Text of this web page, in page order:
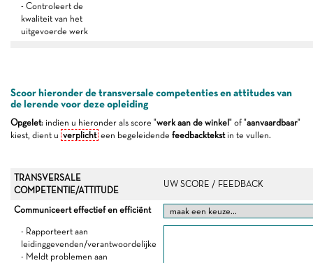
- Controleert de
kwaliteit van het
uitgevoerde werk
Scoor hieronder de transversale competenties en attitudes van
de lerende voor deze opleiding
Opgelet: indien u hieronder als score "werk aan de winkel " of "aanvaardbaar"
kiest, dient u verplicht een begeleidende feedbacktekstin te vullen.
TRANSVERSALE
COMPETENTIE/ATTITUDE
UW SCORE / FEEDBACK
Communiceert effectief en efficiënt
- Rapporteert aan
leidinggevenden/verantwoordelijke
- Meldt problemen aan